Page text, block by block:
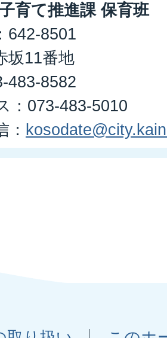
育て推進課 保育班
642-8501
坂11番地
483-8582
：073-483-5010
：